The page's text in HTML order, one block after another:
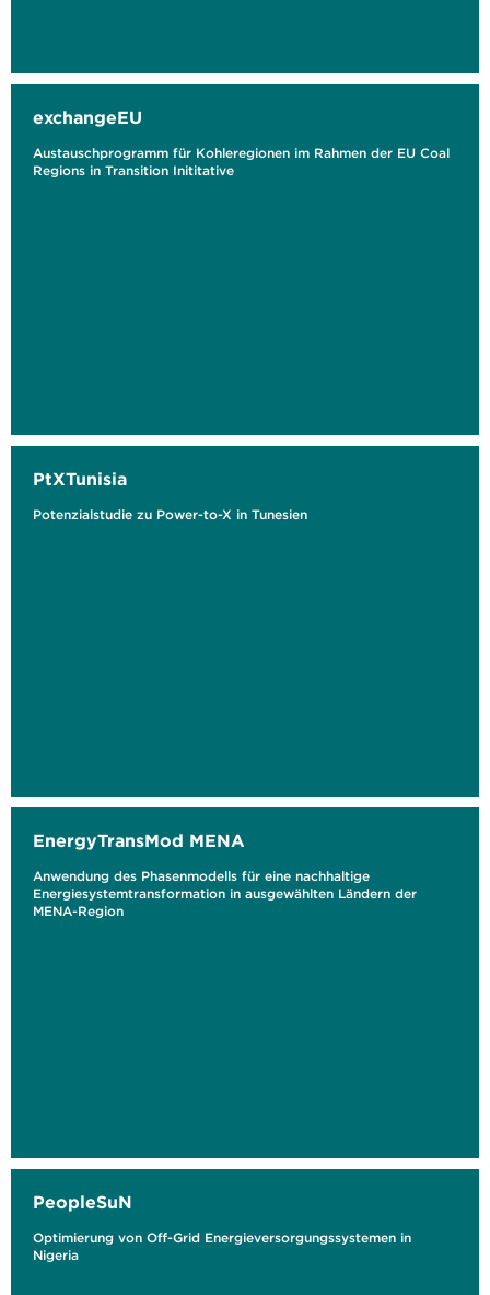
exchangeEU
Austauschprogramm für Kohleregionen im Rahmen der EU Coal
Regions in Transition Inititative
PtXTunisia
Potenzialstudie zu Power-to-X in Tunesien
EnergyTransMod MENA
Anwendung des Phasenmodells für eine nachhaltige
Energiesystemtransformation in ausgewählten Ländern der
MENA-Region
PeopleSuN
Optimierung von Off-Grid Energieversorgungssystemen in
Nigeria